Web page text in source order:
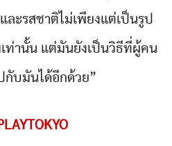
ละรสชาติไม่เพียงแต่เป็นรูป
ท่านั้น แต่มันยังเป็นวิธีที่ผู้คน
กับมันได้อีกด้วย”
PLAYTOKYO